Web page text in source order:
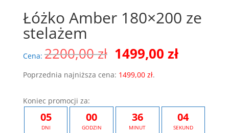
Łóżko Amber 180×200 ze
stelażem
Cena: 2200,00zł Pierwotna
cena
wynosiła:
1499,00 zł
Poprzednia najniższa cena: 1499,00 zł.
Koniec promocji za:
05
DNI
00
GODZIN
36
MINUT
04
SEKUND